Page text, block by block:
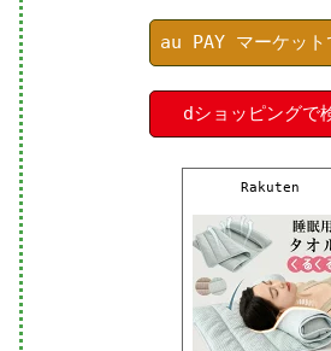
au PAY マーケット
dショッピングで
Rakuten